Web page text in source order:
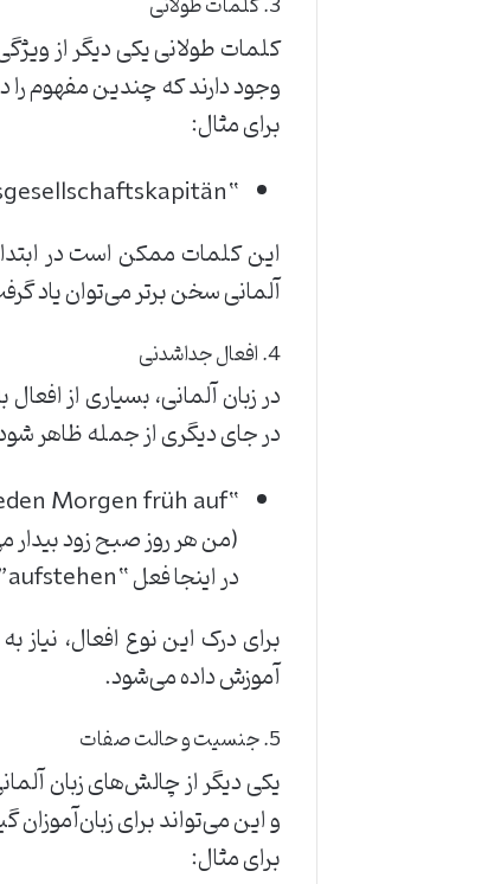
کلمات طولانی یکی دیگر از
وجود دارند که چندین مفهوم
برای مثال:
“Donaudampfschifffahrtsgesellschaftskapitän” به معنی “کاپیتان شرکت حمل‌ونقل بخار در رود دانوب”.
این کلمات ممکن است در
آلمانی سخن برتر می‌توان یاد
4. افعال جداشدنی
در زبان آلمانی، بسیاری از
در جای دیگری از جمله ظاهر
“Ich stehe jeden Morgen früh auf.”
(من هر روز صبح زود
در اینجا فعل “aufstehen” (بیدار شدن) به دو بخش “auf” و “stehen” تقسیم شده است.
برای درک این نوع افعال،
آموزش داده می‌شود.
5. جنسیت و حالت صفات
یکی دیگر از چالش‌های زبان
و این می‌تواند برای زبان‌آموزان
برای مثال: